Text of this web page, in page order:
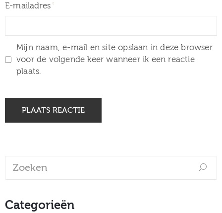
E-mailadres
Mijn naam, e-mail en site opslaan in deze browser
voor de volgende keer wanneer ik een reactie
plaats.
Categorieën